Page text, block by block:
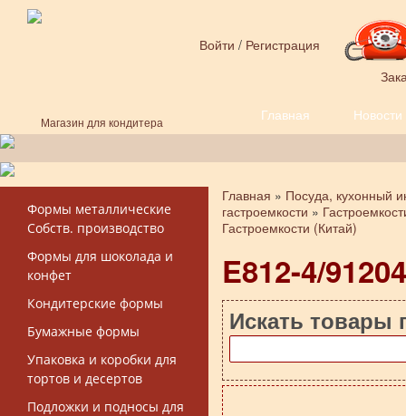
Перейти к основному содержанию
Магазин для кондитера
Войти / Регистрация
Главная Новости
Форма поиска
Формы металлические
Собств. производство
Формы для шоколада и
конфет
Кондитерские формы
Бумажные формы
Упаковка и коробки для
тортов и десертов
Подложки и подносы для
Вы здесь
Главная » Посуда, кухонный
гастроемкости »
Гастроемкости (Китай)
E812-4/
Искать товары